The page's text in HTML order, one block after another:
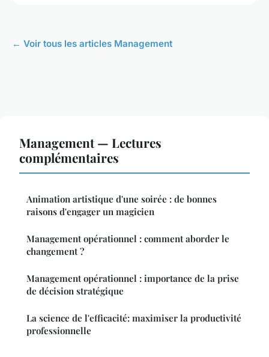
← Voir tous les articles Management
Management — Lectures
complémentaires
Animation artistique d'une soirée : de bonnes
raisons d'engager un magicien
Management opérationnel : comment aborder le
changement ?
Management opérationnel : importance de la prise
de décision stratégique
La science de l'efficacité: maximiser la productivité
professionnelle